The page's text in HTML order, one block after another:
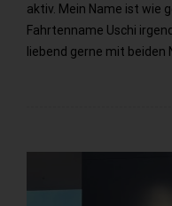
aktiv. Mein Name ist wie
Fahrtenname Uschi
liebend gerne mit beiden